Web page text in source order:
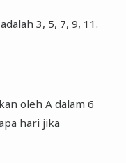
3, 5, 7, 9, 11.
oleh A dalam 6
hari jika